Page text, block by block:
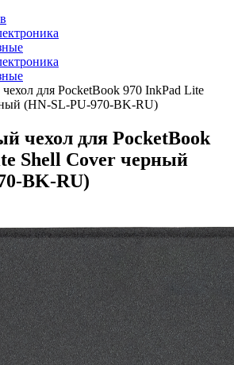
для PocketBook 970 InkPad Lite
(HN-SL-PU-970-BK-RU)
чехол для PocketBook
Shell Cover черный
BK-RU)